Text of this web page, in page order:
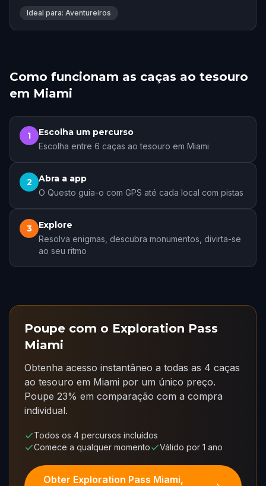
Ideal para: Aventureiros
Como funcionam as caças ao tesouro
em Miami
1 Escolha um percurso
Escolha entre 6 caças ao tesouro em Miami
2 Abra a app
O Questo guia-o com GPS até cada local com pistas
3 Explore
Resolva enigmas, descubra monumentos, divirta-se
ao seu ritmo
Poupe com o Exploration Pass
Miami
Obtenha acesso instantâneo a todas as 4 caças
ao tesouro em Miami por um único preço.
Poupe 23% em comparação com a compra
individual.
Todos os 4 percursos incluídos
Comece a qualquer momento
Válido por 1 ano
Obter Exploration Pass Miami,